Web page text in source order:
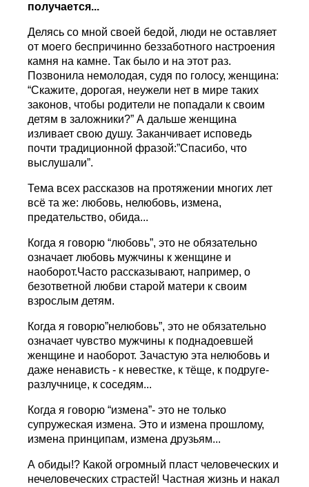
получается...
Делясь со мной своей бедой, люди не оставляет
от моего беспричинно беззаботного настроения
камня на камне. Так было и на этот раз.
Позвонила немолодая, судя по голосу, женщина:
“Скажите, дорогая, неужели нет в мире таких
законов, чтобы родители не попадали к своим
детям в заложники?” А дальше женщина
изливает свою душу. Заканчивает исповедь
почти традиционной фразой:”Спасибо, что
выслушали”.
Тема всех рассказов на протяжении многих лет
всё та же: любовь, нелюбовь, измена,
предательство, обида...
Когда я говорю “любовь”, это не обязательно
означает любовь мужчины к женщине и
наоборот.Часто рассказывают, например, о
безответной любви старой матери к своим
взрослым детям.
Когда я говорю”нелюбовь”, это не обязательно
означает чувство мужчины к поднадоевшей
женщине и наоборот. Зачастую эта нелюбовь и
даже ненависть - к невестке, к тёще, к подруге-
разлучнице, к соседям...
Когда я говорю “измена”- это не только
супружеская измена. Это и измена прошлому,
измена принципам, измена друзьям...
А обиды!? Какой огромный пласт человеческих и
нечеловеческих страстей! Частная жизнь и накал